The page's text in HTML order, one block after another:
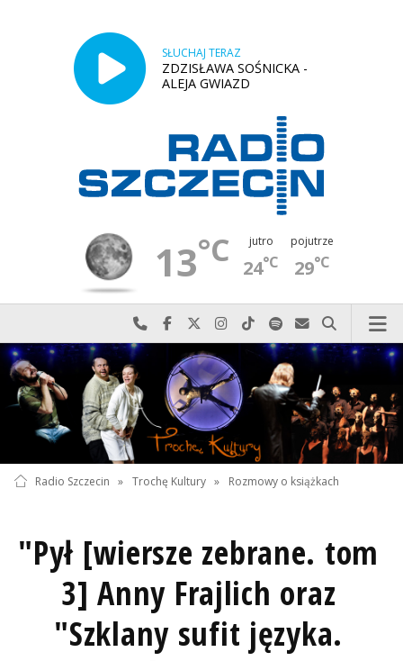
SŁUCHAJ TERAZ
ZDZISŁAWA SOŚNICKA -
ALEJA GWIAZD
13°C jutro
24°C
pojutrze
29°C
Najlepiej po prostu do nas zadzwoń
Odwiedź nas na Facebook-u
Odwiedź nas na X
Odwiedź nas na Instagram-ie
Odwiedź nas na TikTok-u
Szukaj nas na Spotify
Wyślij do nas
Szukaj
Radio Szczecin » Trochę Kultury » Rozmowy o książkach
"Pył [wiersze zebrane. tom
3] Anny Frajlich oraz
"Szklany sufit języka.